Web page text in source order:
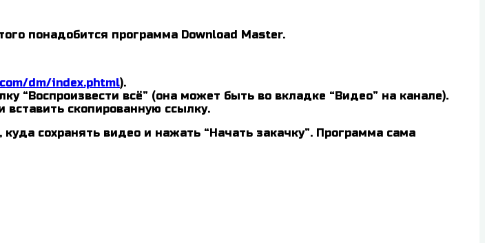
понадобится программа Download Master.
dm/index.phtml).
“Воспроизвести всё” (она может быть во вкладке “Видео” на канале).
скопированную ссылку.
сохранять видео и нажать “Начать закачку”. Программа сама